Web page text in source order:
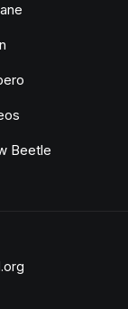
Beetle